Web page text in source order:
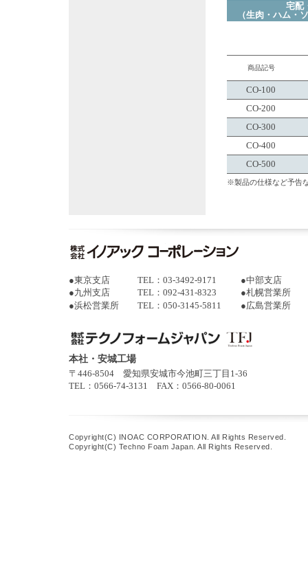
宅配
（生肉・ハム・
商品記号
CO-100
CO-200
CO-300
CO-400
CO-500
※製品の仕様など予告
●東京支店 TEL：03-3492-9171 ●中部支店
●九州支店 TEL：092-431-8323 ●札幌営業所
●浜松営業所 TEL：050-3145-5811 ●広島営業所
本社・安城工場
〒446-8504 愛知県安城市今池町三丁目1-36
TEL：0566-74-3131 FAX：0566-80-0061
Copyright(C) INOAC CORPORATION. All Rights Reserved.
Copyright(C) Techno Foam Japan. All Rights Reserved.